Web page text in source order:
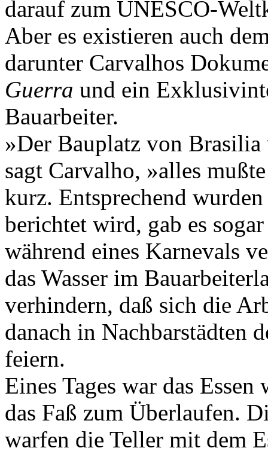
darauf zum UNESCO-
Aber es existieren auch
darunter Carvalhos
Guerra und ein
Bauarbeiter.
»Der Bauplatz von Brasilia
sagt Carvalho, »alles
kurz. Entsprechend
berichtet wird, gab es
während eines Karnevals
das Wasser im
verhindern, daß sich die
danach in Nachbarstädten
feiern.
Eines Tages war das
das Faß zum Überlaufen.
warfen die Teller mit dem